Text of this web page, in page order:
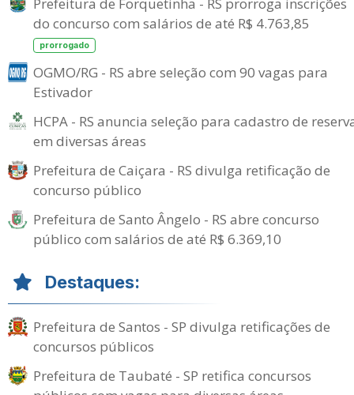
do concurso com salários de até R$ 4.763,85
prorrogado
OGMO/RG - RS abre seleção com 90 vagas para
Estivador
HCPA - RS anuncia seleção para cadastro de
em diversas áreas
Prefeitura de Caiçara - RS divulga retificação de
concurso público
Prefeitura de Santo Ângelo - RS abre concurso
público com salários de até R$ 6.369,10
Destaques:
Prefeitura de Santos - SP divulga retificações de
concursos públicos
Prefeitura de Taubaté - SP retifica concursos